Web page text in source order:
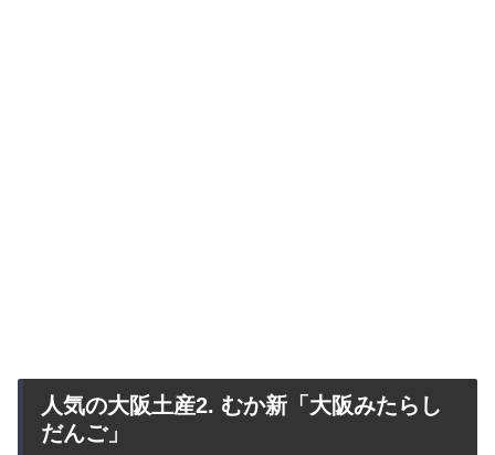
人気の大阪土産2. むか新「大阪みたらし
だんご」